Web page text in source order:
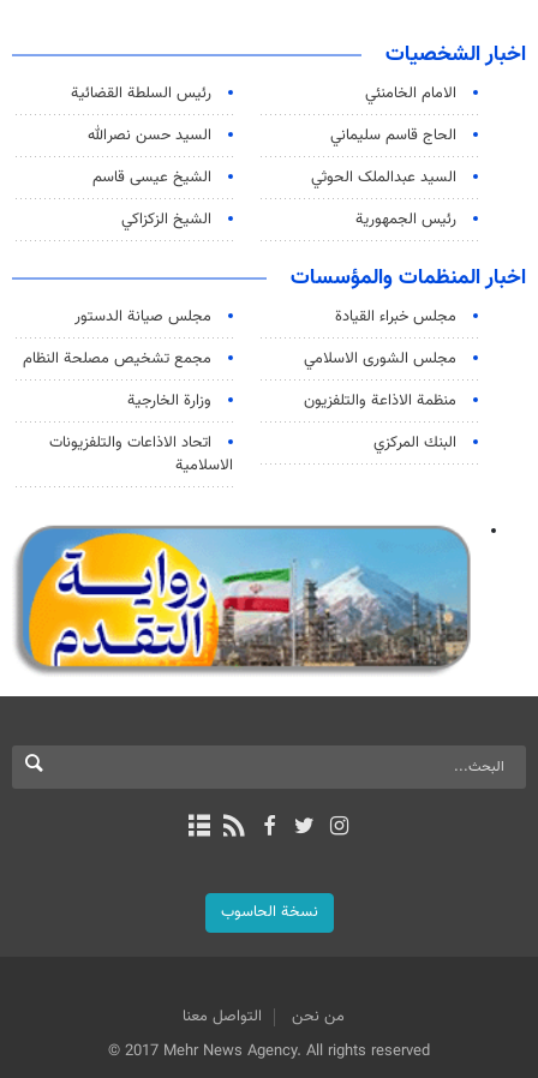
اخبار الشخصيات
الامام الخامنئي
رئیس السلطة القضائیة
الحاج قاسم سليماني
السيد حسن نصرالله
السید عبدالملک الحوثي
الشيخ عيسى قاسم
رئيس الجمهورية
الشيخ الزكزاكي
اخبار المنظمات والمؤسسات
مجلس خبراء القيادة
مجلس صيانة الدستور
مجلس الشورى الاسلامي
مجمع تشخيص مصلحة النظام
منظمة الاذاعة والتلفزیون
وزارة الخارجية
البنك المركزي
اتحاد الاذاعات والتلفزيونات
الاسلامية
نسخة الحاسوب
من نحن
التواصل معنا
© 2017 Mehr News Agency. All rights reserved